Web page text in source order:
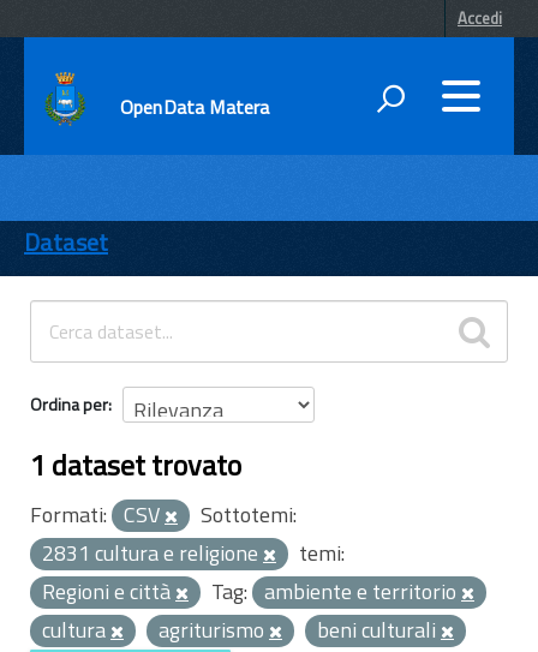
Accedi
OpenData Matera
ENTI
TEMI
INFORMAZIONI
Dataset
Ordina per
1 dataset trovato
Formati: CSV
Sottotemi:
2831 cultura e religione
temi:
Regioni e città
Tag: ambiente e territorio
cultura
agriturismo beni culturali